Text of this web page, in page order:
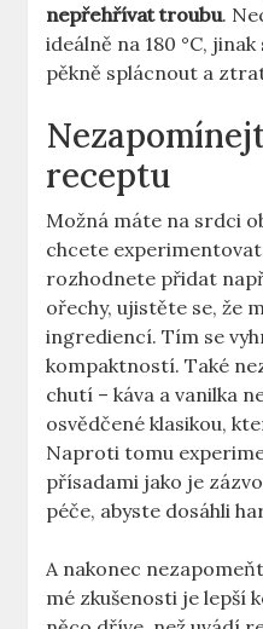
nepřehřívat troubu.
ideálně na 180 °C,
pěkně splácnout a
receptu
Možná máte na srdci
chcete
rozhodnete přidat
ořechy, ujistěte se, že
ingrediencí. Tím se
kompaktností. Také
chutí – káva a vanilka
osvědčené klasikou,
Naproti tomu
přísadami jako je
péče, abyste dosáhli
A nakonec
mé zkušenosti je lepší